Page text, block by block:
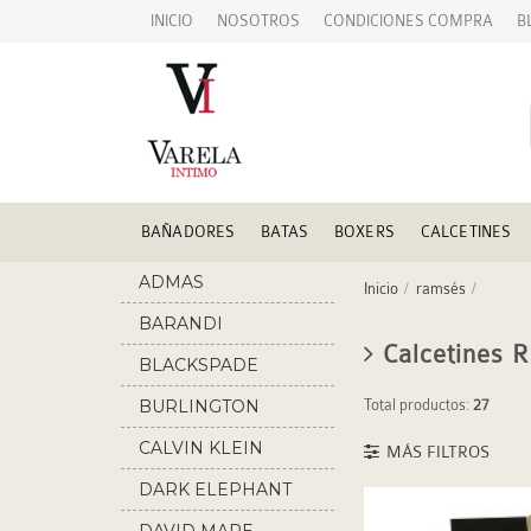
INICIO NOSOTROS CONDICIONES COMPRA
BAÑADORES BATAS BOXERS CALCETINES
ADMAS
BARANDI
BLACKSPADE
BURLINGTON
CALVIN KLEIN
DARK ELEPHANT
Inicio ramsés
Calcetines
Total productos: 27
MÁS FILTROS